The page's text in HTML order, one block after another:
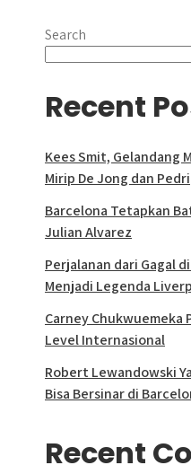
Search
Recent
Kees Smit, Gelandang
Mirip De Jong dan Pedri
Barcelona Tetapkan
Julian Alvarez
Perjalanan dari Gagal
Menjadi Legenda
Carney
Level Internasional
Robert Lewandowski
Bisa Bersinar di
Recent